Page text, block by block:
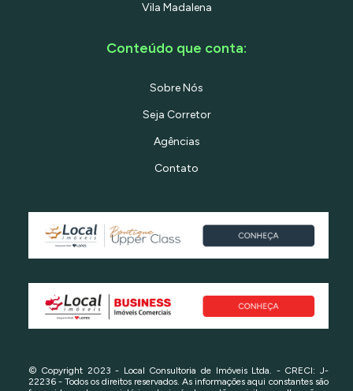
Vila Madalena
Conteúdo que conta:
Sobre Nós
Seja Corretor
Agências
Contato
© Copyright 2023 - Local Consultoria de Imóveis Ltda. - CRECI: J-
22236 - Todos os direitos reservados. As informações aqui constantes são